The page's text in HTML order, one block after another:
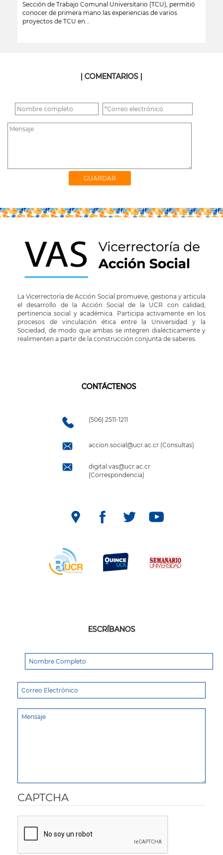
Sección de Trabajo Comunal Universitario (TCU), permitió
conocer de primera mano las experiencias de varios
proyectos de TCU en...
| COMENTARIOS |
La Vicerrectoría de Acción Social promueve, gestiona y articula
el desarrollo de la Acción Social de la UCR con calidad,
pertinencia social y académica. Participa activamente en los
procesos de vinculación ética entre la Universidad y la
Sociedad, de modo que ambas se integren dialécticamente y
realimenten a partir de la construcción conjunta de saberes.
CONTÁCTENOS
(506) 2511-1211
accion.social@ucr.ac.cr (Consultas)
digital.vas@ucr.ac.cr
(Correspondencia)
ESCRÍBANOS
CAPTCHA